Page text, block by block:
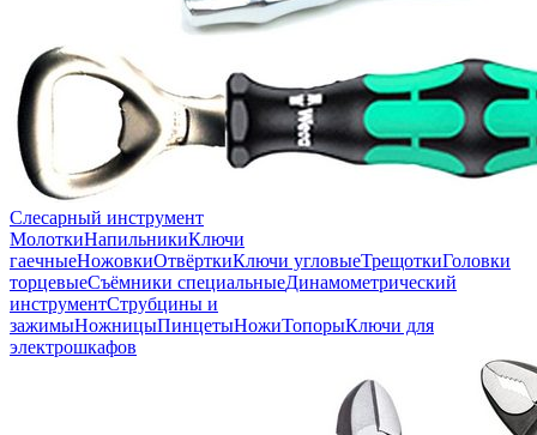
Слесарный инструмент
МолоткиНапильникиКлючи
гаечныеНожовкиОтвёрткиКлючи угловыеТрещоткиГоловки
торцевыеСъёмники специальныеДинамометрический
инструментСтрубцины и
зажимыНожницыПинцетыНожиТопорыКлючи для
электрошкафов